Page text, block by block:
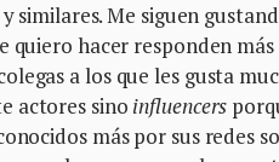
Me siguen
quiero hacer responden
a los que les gusta
actores sino influencers
más por sus redes